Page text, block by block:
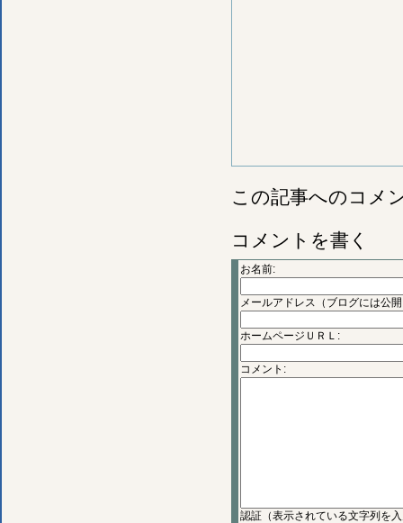
この記事へのコメ
コメントを書く
お名前:
メールアドレス（ブログには公
ホームページＵＲＬ:
コメント:
認証（表示されている文字列を